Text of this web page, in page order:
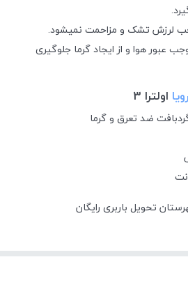
لرزش تشک و مزاحمت نمیشود.
عبور هوا و از ایجاد گرما جلوگیری
اولترا 3
تحویل باربری رایگان